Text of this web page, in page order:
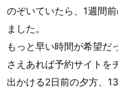
のぞいていたら、1週間
ました。
もっと早い時間が希望だ
さえあれば予約サイトを
出かける2日前の夕方、